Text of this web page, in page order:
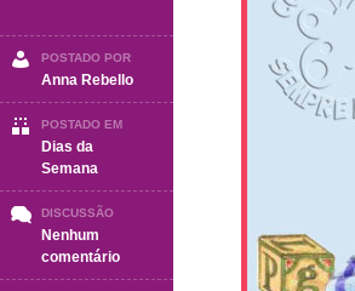
POSTADO POR
Anna Rebello
POSTADO EM
Dias da
Semana
DISCUSSÃO
Nenhum
comentárioem
Sábado